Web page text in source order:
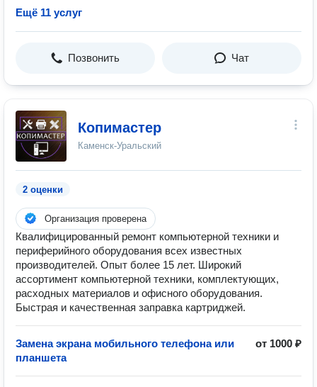
Ещё 11 услуг
Позвонить Чат
Копимастер
Каменск-Уральский
2 оценки
Организация проверена
Квалифицированный ремонт компьютерной техники и
периферийного оборудования всех известных
производителей. Опыт более 15 лет. Широкий
ассортимент компьютерной техники, комплектующих,
расходных материалов и офисного оборудования.
Быстрая и качественная заправка картриджей.
Замена экрана мобильного телефона или
планшета
от 1000 ₽